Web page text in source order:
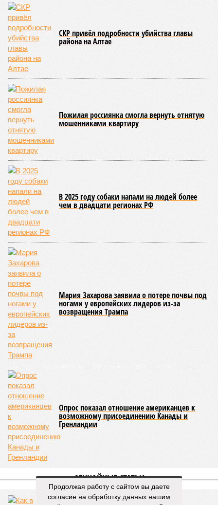
разрешение на ввод жилищного комплекса в эксплуатацию –
совсем недалеко, в паре станций метро южнее, на Люблинской
улице, картина, можно сказать, прямо противоположная.
Сюжет:Недвижимость
ЖК «Светлый мир «Станция Л»: та же группа компаний-
банкрот Seven Suns Development, та же
схема достройки через Capital Group осенью 2024 года, но
за прошедшие два года результатов, по словам дольщиков,
практически не видно. По
порталов, первую очередь ЖК строители обещают сдать к
декабрю 2026 г., вторую – к марту 2028-го. Но никто при
этом из кураторов стройки не задается вопросом: как эти
сроки должны материализоваться? На строительной
площадке, по свидетельствам дольщиков, регулярно
бывающих у забора, какая-либо техника отсутствует. Ни
бетононасосов, ни работающих кранов, ни признаков
мобилизации подрядчиков. При том, что до «декабря 2026»
осталось менее полугода.
Если в «Сказочном лесу» техзаказчик публично
отчитывался о поэтапной готовности – 90%, затем 97%, с
конкретными инженерными работами (усиление
монолитных конструкций, устранение проектных ошибок) –
то по «Станции Л» подобной публичной отчётности
дольщики не видят. Ни Capital Group, ни кураторы
строительства не подтверждают ни соблюдения графика
строительства, ни объёма фактически выполненных работ.
Напрашивается закономерный вопрос: если
декларируемая «Capital Group модель (достраивать
проблемные объекты SSD») сработала на
Лосиноостровской, почему она не масштабируется на
Люблино? И означает ли отсутствие техники на площадке,
что в реальности подрядчик по «Станции Л» ещё даже не
определён?
2025–2026 годах, похоже, не изменили ситуацию.
последние месяцы в личном общении нам перестали
называть даже ориентировочные сроки»
расстроенные дольщики.
Казалось бы, формально ответственность по
достраиванию объекта распределена. Seven Suns
Development – банкрот, часть его структур признана
несостоятельной ещё в 2024 году, бенефициар компании
проблемных объектов группы – «Станции Л», «Сказочного
леса» и «В стремлении к свету», согласно информации на
сайтах Capital Group, осенью 2024 г. взяла на себя. Два из
Продолжая работу с сайтом вы даете
согласие на обработку данных нашим